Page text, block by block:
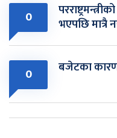
0 भएपछि मात्रै
0 बजेटका